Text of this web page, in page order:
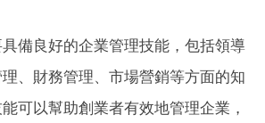
備良好的企業管理技能，包括領導
、財務管理、市場營銷等方面的知
可以幫助創業者有效地管理企業，